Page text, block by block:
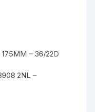
– 36/22D
2NL –